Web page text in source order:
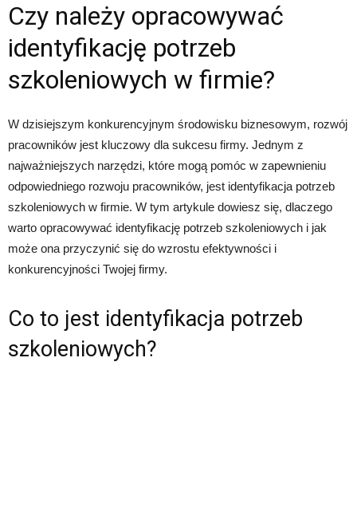
Czy należy opracowywać
identyfikację potrzeb
szkoleniowych w firmie?
W dzisiejszym konkurencyjnym środowisku biznesowym, rozwój
pracowników jest kluczowy dla sukcesu firmy. Jednym z
najważniejszych narzędzi, które mogą pomóc w zapewnieniu
odpowiedniego rozwoju pracowników, jest identyfikacja potrzeb
szkoleniowych w firmie. W tym artykule dowiesz się, dlaczego
warto opracowywać identyfikację potrzeb szkoleniowych i jak
może ona przyczynić się do wzrostu efektywności i
konkurencyjności Twojej firmy.
Co to jest identyfikacja potrzeb
szkoleniowych?